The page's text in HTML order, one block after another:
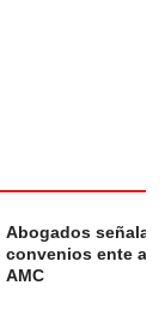
Abogados
convenios ente
AMC